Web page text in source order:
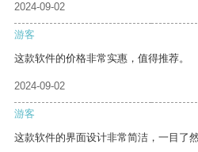
2024-09-02
游客
这款软件的价格非常实惠，值得推荐。
2024-09-02
游客
这款软件的界面设计非常简洁，一目了然